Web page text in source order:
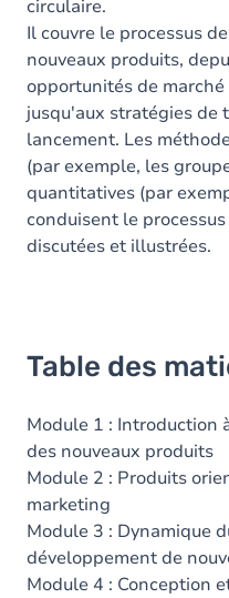
circulaire.
Il couvre le processus
nouveaux produits,
opportunités de
jusqu'aux stratégies de
lancement. Les
(par exemple, les
quantitatives (par
conduisent le
discutées et illustrées.
Table des
Module 1 : Introduction
des nouveaux produits
Module 2 : Produits
marketing
Module 3 : Dynamique
développement de
Module 4 : Conception